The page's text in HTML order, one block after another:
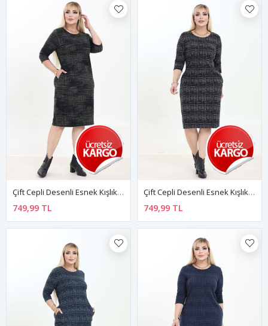
Çift Cepli Desenli Esnek Kışlık Büyük Beden Midi Elbise 38D-2752
749,99 TL
Çift Cepli Desenli Esnek Kışlık Büyük Beden Midi Elbise 21E-2761
749,99 TL